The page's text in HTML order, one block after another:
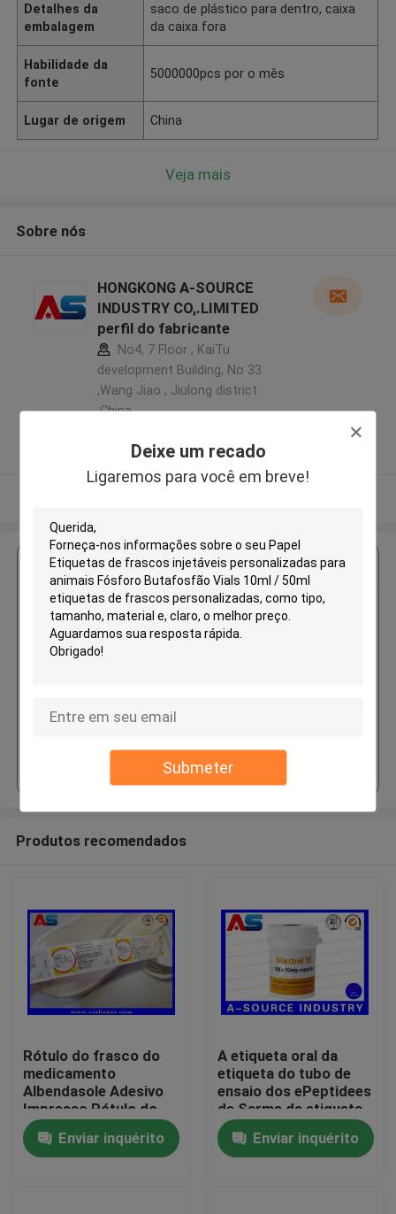
Deixe um recado
Ligaremos para você em breve!
Submeter
Casa
Produtos
Detalhes da
embalagem
saco de plástico para dentro, caixa
da caixa fora
Habilidade da
fonte
5000000pcs por o mês
Lugar de origem China
Veja mais
Sobre nós
HONGKONG A-SOURCE
INDUSTRY CO,.LIMITED
perfil do fabricante
No4, 7 Floor , KaiTu
development Building, No 33
,Wang Jiao , Jiulong district
,China
Fornecedor verificado
Obter o melhor preço para
Papel Etiquetas de frascos
injetáveis personalizadas para
Continue
Produtos recomendados
Rótulo do frasco do
medicamento
Albendasole Adesivo
Impresso Rótulo do
frasco da pílula animal
Para ovelhas e cabras
Enviar inquérito
A etiqueta oral da
etiqueta do tubo de
ensaio dos ePeptidees
de Sarms da etiqueta
da garrafa de
comprimido do
holograma
Enviar inquérito